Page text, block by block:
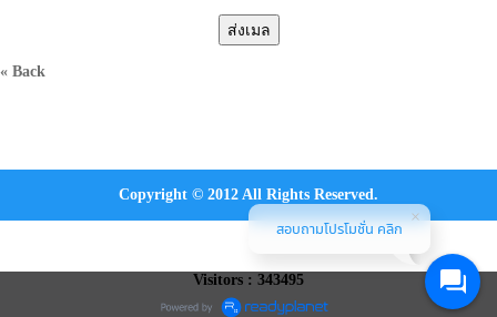
« Back
Copyright © 2012 All Rights Reserved.
Visitors : 343495
สอบถามโปรโมชั่น คลิก